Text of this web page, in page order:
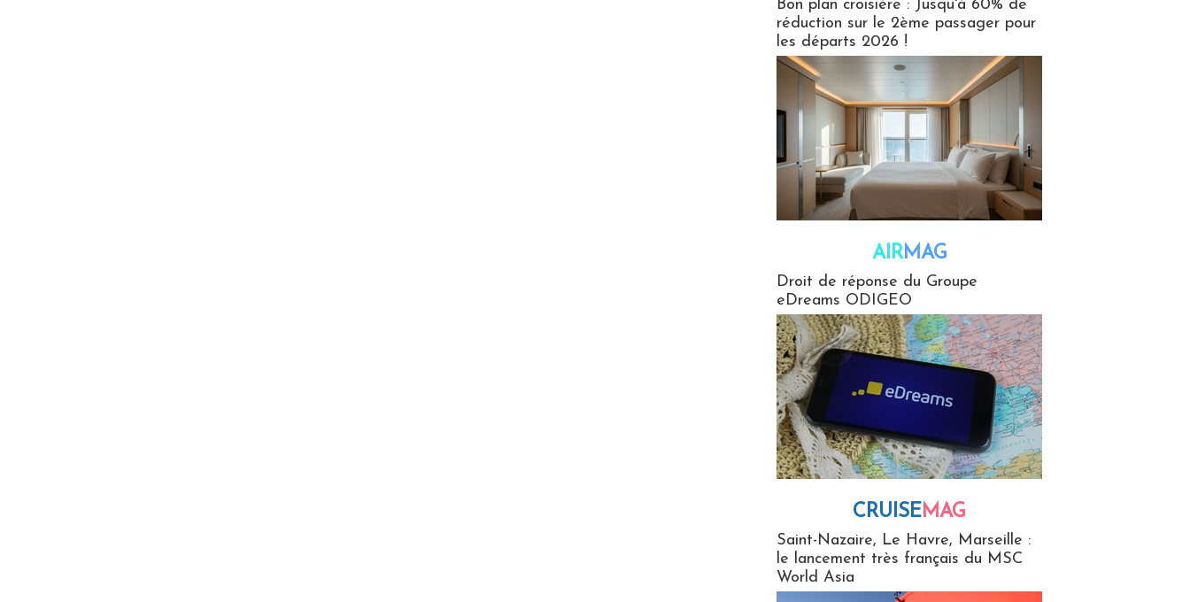
Bon plan croisière : Jusqu'à 60% de
réduction sur le 2ème passager pour
les départs 2026 !
AIRMAG
Droit de réponse du Groupe
eDreams ODIGEO
CRUISEMAG
Saint-Nazaire, Le Havre, Marseille :
le lancement très français du MSC
World Asia